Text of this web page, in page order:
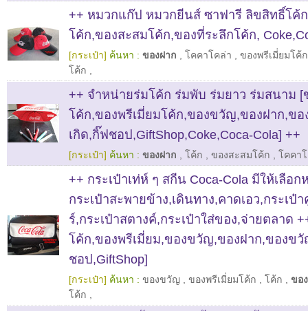
++ หมวกแก๊ป หมวกยีนส์ ซาฟารี ลิขสิทธิ์โค้
โค้ก,ของสะสมโค้ก,ของที่ระลึกโค้ก,
[กระเป๋า] ค้นหา : ของฝาก โคคาโคล่า
ของพรีเมี่ยมโค้ก
โค้ก
++ จำหน่ายร่มโค้ก ร่มพับ ร่มยาว ร่มสนาม [
โค้ก,ของพรีเมี่ยมโค้ก,ของขวัญ,ของฝาก,ข
เกิด,กิ๊ฟชอป,GiftShop,Coke,Coca-Cola] ++
[กระเป๋า] ค้นหา : ของฝาก โค้ก ของสะสมโค้ก โคคา
++ กระเป๋าเท่ห์ ๆ สกีน Coca-Cola มีให้เลือ
กระเป๋าสะพายข้าง,เดินทาง,คาดเอว,กระเป๋า
ร์,กระเป๋าสตางค์,กระเป๋าใส่ของ,จ่ายตลาด
โค้ก,ของพรีเมี่ยม,ของขวัญ,ของฝาก,ของข
ชอป,GiftShop]
[กระเป๋า] ค้นหา : ของขวัญ ของพรีเมี่ยมโค้ก โค้ก
ขอ
โค้ก